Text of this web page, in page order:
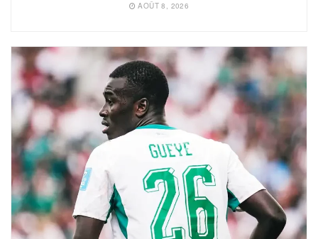
AOÛT 8, 2026